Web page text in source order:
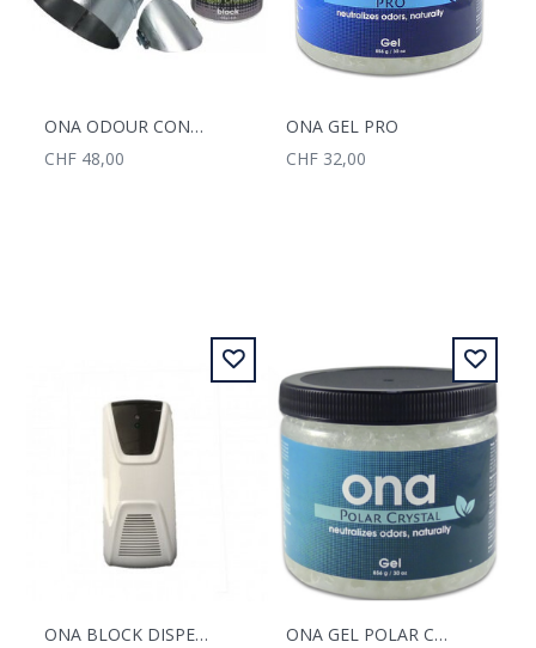
ONA ODOUR CONTROL DUCT 250MM
CHF 48,00
ONA GEL PRO
CHF 32,00
ONA BLOCK DISPENSER
ONA GEL POLAR CRYSTAL 500ML